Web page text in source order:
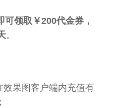
领取￥200代金券，
。
效果图客户端内充值有